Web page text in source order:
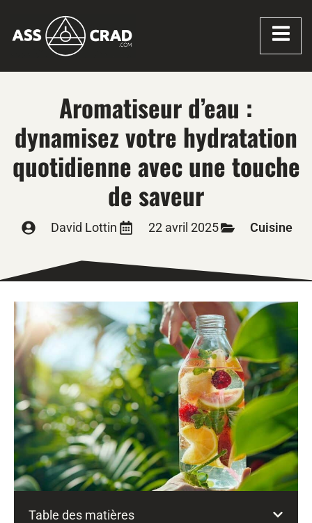
Aromatiseur d’eau :
dynamisez votre hydratation
quotidienne avec une touche
de saveur
David Lottin 22 avril 2025 Cuisine
Table des matières